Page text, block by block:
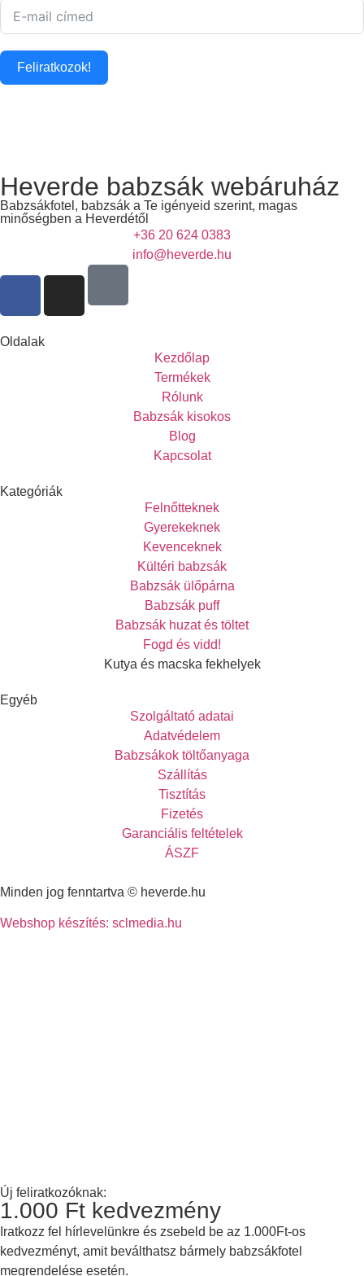
Feliratkozok!
Heverde babzsák webáruház
Babzsákfotel, babzsák a Te igényeid szerint, magas
minőségben a Heverdétől
+36 20 624 0383
info@heverde.hu
Oldalak
Kezdőlap
Termékek
Rólunk
Babzsák kisokos
Blog
Kapcsolat
Kategóriák
Felnőtteknek
Gyerekeknek
Kevenceknek
Kültéri babzsák
Babzsák ülőpárna
Babzsák puff
Babzsák huzat és töltet
Fogd és vidd!
Kutya és macska fekhelyek
Egyéb
Szolgáltató adatai
Adatvédelem
Babzsákok töltőanyaga
Szállítás
Tisztítás
Fizetés
Garanciális feltételek
ÁSZF
Minden jog fenntartva © heverde.hu
Webshop készítés: sclmedia.hu
Új feliratkozóknak:
1.000 Ft kedvezmény
Iratkozz fel hírlevelünkre és zsebeld be az 1.000Ft-os
kedvezményt, amit beválthatsz bármely babzsákfotel
megrendelése esetén.